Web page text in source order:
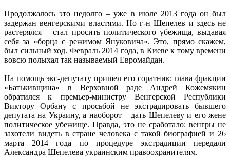
Продолжалось это недолго – уже в июле 2013 года он был
задержан венгерскими властями. Но г-н Шепелев и здесь не
растерялся – стал просить политического убежища, выдавая
себя за «борца с режимом Януковича». Это, прямо скажем,
был сильный ход. Февраль 2014 года, в Киеве к тому времени
вовсю полыхал так называемый Евромайдан.
На помощь экс-депутату пришел его соратник: глава фракции
«Батькивщина» в Верховной раде Андрей Кожемякин
обратился к премьер-министру Венгерской Республики
Виктору Орбану с просьбой не экстрадировать бывшего
депутата на Украину, а наоборот – дать Шепелеву и его жене
политическое убежище. Правда, это не сработало: венгры не
захотели видеть в стране человека с такой биографией и 26
марта 2014 года по процедуре экстрадиции передали
Александра Шепелева украинским правоохранителям.